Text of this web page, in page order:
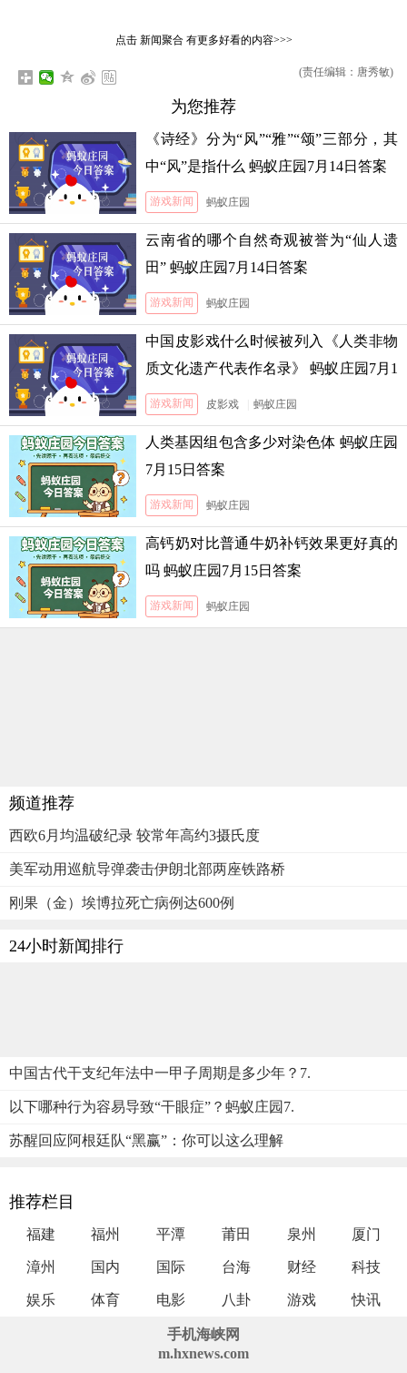
点击 新闻聚合有更多好看的内容>>>
(责任编辑：唐秀敏)
为您推荐
《诗经》分为“风”“雅”“颂”三部分，其
中“风”是指什么 蚂蚁庄园7月14日答案
游戏新闻 蚂蚁庄园
云南省的哪个自然奇观被誉为“仙人遗
田” 蚂蚁庄园7月14日答案
游戏新闻 蚂蚁庄园
中国皮影戏什么时候被列入《人类非物
质文化遗产代表作名录》 蚂蚁庄园7月1
3日答案
游戏新闻 皮影戏 蚂蚁庄园
人类基因组包含多少对染色体 蚂蚁庄园
7月15日答案
游戏新闻 蚂蚁庄园
高钙奶对比普通牛奶补钙效果更好真的
吗 蚂蚁庄园7月15日答案
游戏新闻 蚂蚁庄园
频道推荐
西欧6月均温破纪录 较常年高约3摄氏度
美军动用巡航导弹袭击伊朗北部两座铁路桥
刚果（金）埃博拉死亡病例达600例
24小时新闻排行
中国古代干支纪年法中一甲子周期是多少年？7.
以下哪种行为容易导致“干眼症”？蚂蚁庄园7.
苏醒回应阿根廷队“黑赢”：你可以这么理解
推荐栏目
福建 福州 平潭 莆田 泉州 厦门
漳州 国内 国际 台海 财经 科技
娱乐 体育 电影 八卦 游戏 快讯
手机海峡网
m.hxnews.com